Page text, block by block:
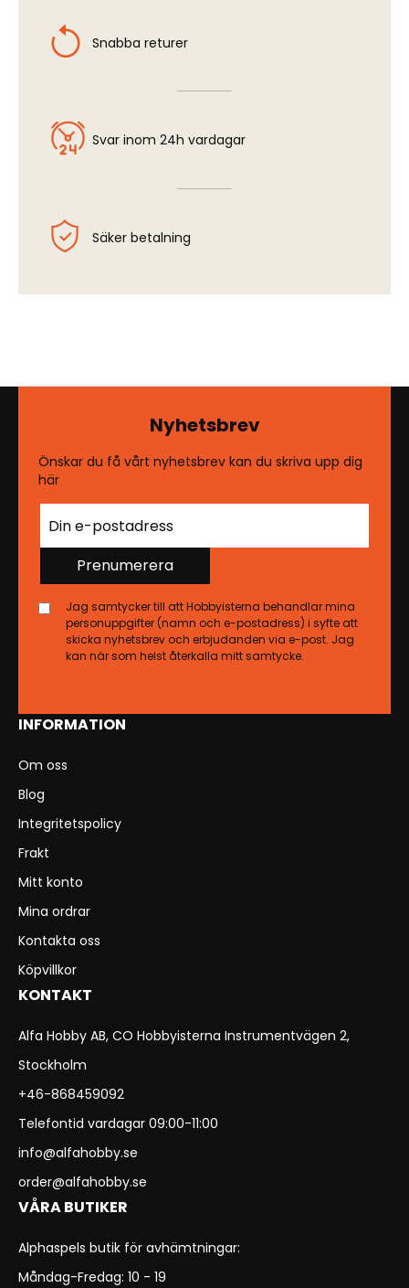
Snabba returer
Svar inom 24h vardagar
Säker betalning
INFORMATION
Om oss
Blog
Integritetspolicy
Frakt
Mitt konto
Mina ordrar
Kontakta oss
Köpvillkor
KONTAKT
Alfa Hobby AB, CO Hobbyisterna Instrumentvägen 2,
Stockholm
+46-868459092
Telefontid vardagar 09:00-11:00
info@alfahobby.se
order@alfahobby.se
VÅRA BUTIKER
Alphaspels butik för avhämtningar:
Måndag-Fredag: 10 - 19
Nyhetsbrev
Önskar du få vårt nyhetsbrev kan du skriva upp dig
här
Prenumerera
Jag samtycker till att Hobbyisterna behandlar mina
personuppgifter (namn och e-postadress) i syfte att
skicka nyhetsbrev och erbjudanden via e-post. Jag
kan när som helst återkalla mitt samtycke.